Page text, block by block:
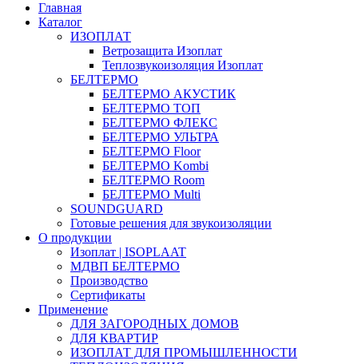
Главная
Каталог
ИЗОПЛАТ
Ветрозащита Изоплат
Теплозвукоизоляция Изоплат
БЕЛТЕРМО
БЕЛТЕРМО АКУСТИК
БЕЛТЕРМО ТОП
БЕЛТЕРМО ФЛЕКС
БЕЛТЕРМО УЛЬТРА
БЕЛТЕРМО Floor
БЕЛТЕРМО Kombi
БЕЛТЕРМО Room
БЕЛТЕРМО Multi
SOUNDGUARD
Готовые решения для звукоизоляции
О продукции
Изоплат | ISOPLAAT
МДВП БЕЛТЕРМО
Производство
Сертификаты
Применение
ДЛЯ ЗАГОРОДНЫХ ДОМОВ
ДЛЯ КВАРТИР
ИЗОПЛАТ ДЛЯ ПРОМЫШЛЕННОСТИ